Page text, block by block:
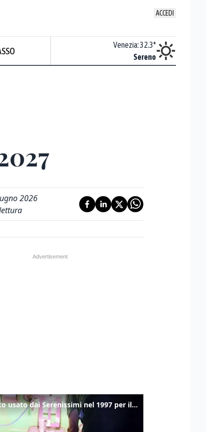
ACCEDI
Venezia:32.3°
Sereno
2026
Ecco il tanko usato dai Serenissimi nel 1997 per il blitz a San Marco